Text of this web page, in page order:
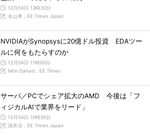
12月04日 13時30分
永山準，EE Times Japan
NVIDIAがSynopsysに20億ドル投資 EDAツー
ルに何をもたらすのか
12月04日 11時00分
Nitin Dahad，EE Times
サーバ／PCでシェア拡大のAMD 今後は「フ
ィジカルAIで業界をリード」
12月04日 10時30分
浅井涼，EE Times Japan